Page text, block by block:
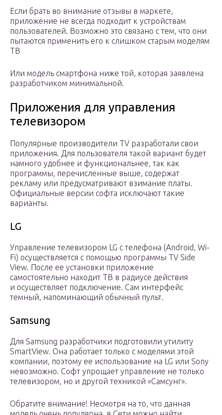
Если брать во внимание отзывы в маркете,
приложение не всегда подходит к устройствам
пользователей. Возможно это связано с тем, что они
пытаются применить его к слишком старым моделям
ТВ
Или модель смартфона ниже той, которая заявлена
разработчиком минимальной.
Приложения для управления
телевизором
Популярные производители TV разработали свои
приложения. Для пользователя такой вариант будет
намного удобнее и функциональнее, так как
программы, перечисленные выше, содержат
рекламу или предусматривают взимание платы.
Официальные версии софта исключают такие
варианты.
LG
Управление телевизором LG с телефона (Android, Wi-
Fi) осуществляется с помощью программы TV Side
View. После ее установки приложение
самостоятельно находит ТВ в радиусе действия
и осуществляет подключение. Сам интерфейс
темный, напоминающий обычный пульт.
Samsung
Для Samsung разработчики подготовили утилиту
SmartView. Она работает только с моделями этой
компании, поэтому ее использование на LG или Sony
невозможно. Софт упрощает управление не только
телевизором, но и другой техникой «Самсунг».
Обратите внимание! Несмотря на то, что данная